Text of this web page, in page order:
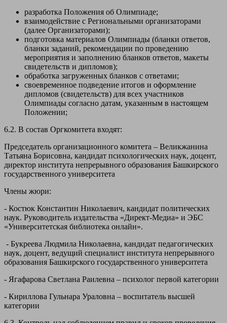
разработка Положения об Олимпиаде;
взаимодействие с Региональными организаторами
(далее Организаторами);
подготовка материалов Олимпиады (бланки ответов,
бланки заданий, рекомендации по проведению
мероприятия и заполнению бланков ответов, макеты
свидетельств и дипломов);
обработка загруженных бланков с ответами;
своевременное подведение итогов и оформление
дипломов (свидетельств) для всех участников
Олимпиады согласно датам, указанным в настоящем
Положении;
6.2. В состав Оргкомитета входят:
Председатель организационного комитета – Великжанина
Татьяна Борисовна, кандидат психологических наук, доцент,
директор института непрерывного образования Башкирского
государственного университета
Члены жюри:
- Костюк Константин Николаевич, кандидат политических
наук. Руководитель издательства «Директ-Медиа» и ЭБС
«Университетская библиотека онлайн».
- Букреева Людмила Николаевна, кандидат педагогических
наук, доцент, ведущий специалист института непрерывного
образования Башкирского государственного университета
- Ягафарова Светлана Раилевна – психолог первой категории
- Кириллова Гульнара Ураловна – воспитатель высшей
категории